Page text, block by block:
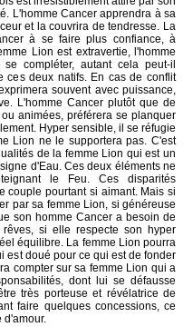
L'homme Cancer apprendra à sa
et la couvrira de tendresse. La
à se faire plus confiance, à
Lion est extravertie, l'homme
compléter, autant cela peut-il
ces deux natifs. En cas de conflit
souvent avec puissance,
L'homme Cancer plutôt que de
animées, préférera se planquer
Hyper sensible, il se réfugie
Lion ne le supportera pas. C'est
de la femme Lion qui est un
d'Eau. Ces deux éléments ne
le Feu. Ces disparités
couple pourtant si aimant. Mais si
par sa femme Lion, si généreuse
son homme Cancer a besoin de
si elle respecte son hyper
équilibre. La femme Lion pourra
est doué pour ce qui est de fonder
compter sur sa femme Lion qui a
dont lui se défausse
très porteuse et révélatrice de
faire quelques concessions, ce
d'amour.